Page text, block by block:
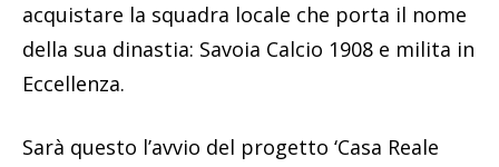
acquistare la squadra locale che porta il nome
della sua dinastia: Savoia Calcio 1908 e milita in
Eccellenza.
Sarà questo l’avvio del progetto ‘Casa Reale